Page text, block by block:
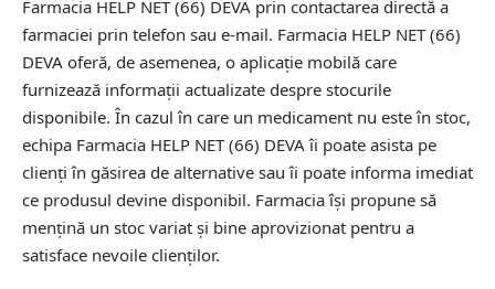
Farmacia HELP NET (66) DEVA prin contactarea directă a
farmaciei prin telefon sau e-mail. Farmacia HELP NET (66)
DEVA oferă, de asemenea, o aplicație mobilă care
furnizează informații actualizate despre stocurile
disponibile. În cazul în care un medicament nu este în stoc,
echipa Farmacia HELP NET (66) DEVA îi poate asista pe
clienți în găsirea de alternative sau îi poate informa imediat
ce produsul devine disponibil. Farmacia își propune să
mențină un stoc variat și bine aprovizionat pentru a
satisface nevoile clienților.